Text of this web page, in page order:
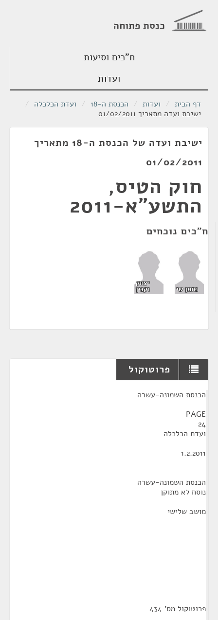
כנסת פתוחה
ח"כים וסיעות
ועדות
דף הבית / ועדות / הכנסת ה-18 / ועדת הכלכלה /
ישיבת ועדה מתאריך 01/02/2011
ישיבת ועדה של הכנסת ה-18 מתאריך
01/02/2011
חוק הטיס,
התשע"א-2011
ח"כים נוכחים
נחמן שי
יצחק
וקנין
פרוטוקול
הכנסת השמונה-עשרה
PAGE
24
ועדת הכלכלה
1.2.2011
הכנסת השמונה-עשרה
נוסח לא מתוקן
מושב שלישי
פרוטוקול מס' 434